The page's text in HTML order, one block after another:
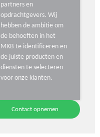
partners en
opdrachtgevers. Wij
hebben de ambitie om
de behoeften in het
MKB te identificeren en
de juiste producten en
diensten te selecteren
voor onze klanten.
Contact opnemen